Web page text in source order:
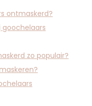
ontmaskerd?
goochelaars
zo populair?